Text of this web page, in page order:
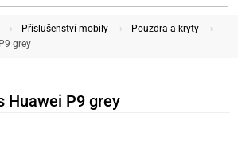
Příslušenství mobily
Pouzdra a kryty
grey
Huawei P9 grey